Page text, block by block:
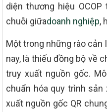
diện thương hiệu
chuỗi giữadoanh nghiệp,
Một trong những rào cản
nay, là thiếu đồng bộ về
truy xuất nguồn gốc.
chuẩn hóa quy trình sản
xuất nguồn gốc QR